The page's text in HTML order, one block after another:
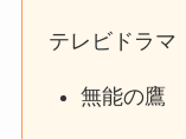
テレビドラマ
無能の鷹